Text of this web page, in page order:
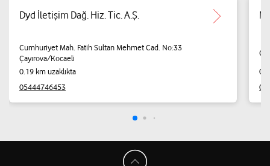
Dyd İletişim Dağ. Hiz. Tic. A.Ş.
Cumhuriyet Mah. Fatih Sultan Mehmet Cad. No:33
Çayırova/Kocaeli
0.19 km uzaklıkta
05444746453